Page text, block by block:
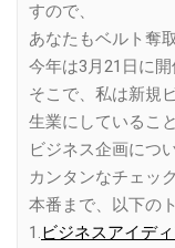
すので、
あなたもベルト奪
今年は3月21日に開
そこで、私は新規
生業にしているこ
ビジネス企画につ
カンタンなチェッ
本番まで、以下の
1.ビジネスアイデ